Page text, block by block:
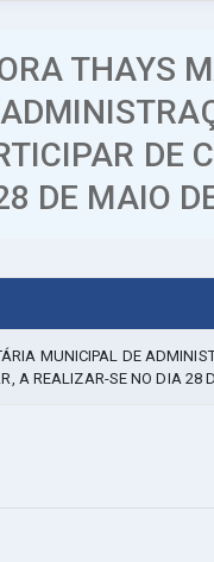
THAYS
DE
DE MAIO
MUNICIPAL DE
A REALIZAR-SE NO DIA 28